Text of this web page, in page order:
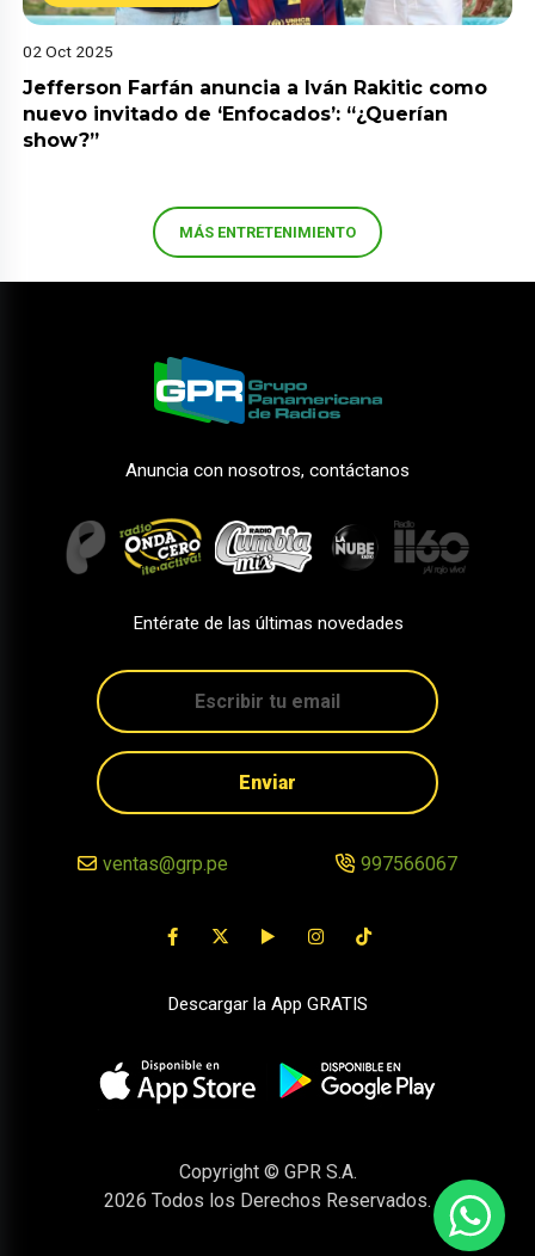
02 Oct 2025
Jefferson Farfán anuncia a Iván Rakitic como
nuevo invitado de ‘Enfocados’: “¿Querían
show?”
MÁS ENTRETENIMIENTO
Anuncia con nosotros, contáctanos
Entérate de las últimas novedades
Enviar
ventas@grp.pe 997566067
Descargar la App GRATIS
Copyright © GPR S.A.
2026 Todos los Derechos Reservados.